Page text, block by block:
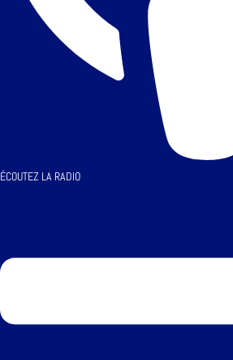
ÉCOUTEZ LA RADIO